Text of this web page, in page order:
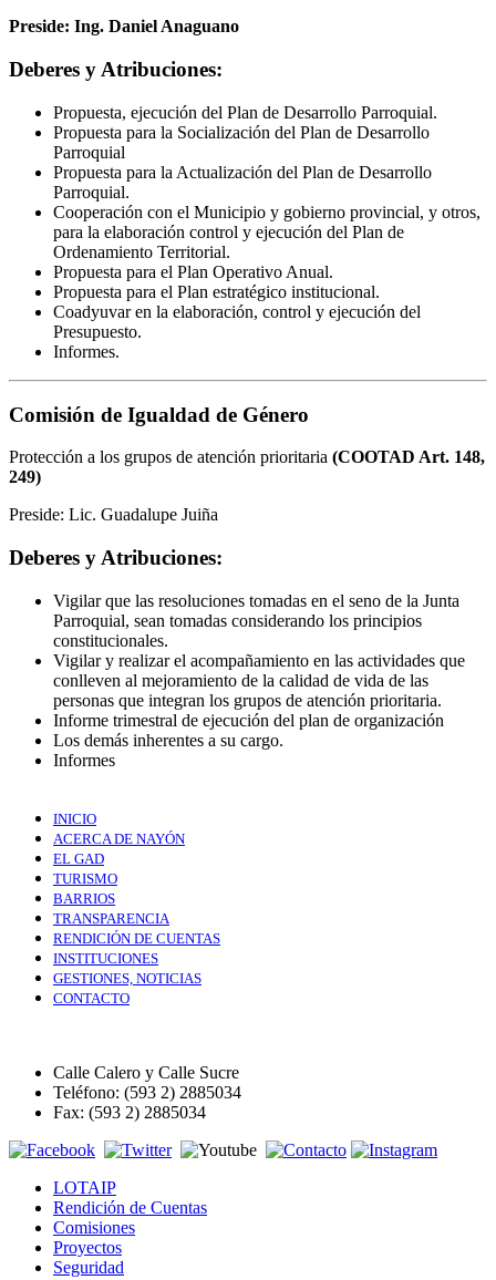
Preside: Ing. Daniel Anaguano
Deberes y Atribuciones:
Propuesta, ejecución del Plan de Desarrollo Parroquial.
Propuesta para la Socialización del Plan de Desarrollo
Parroquial
Propuesta para la Actualización del Plan de Desarrollo
Parroquial.
Cooperación con el Municipio y gobierno provincial, y otros,
para la elaboración control y ejecución del Plan de
Ordenamiento Territorial.
Propuesta para el Plan Operativo Anual.
Propuesta para el Plan estratégico institucional.
Coadyuvar en la elaboración, control y ejecución del
Presupuesto.
Informes.
Comisión de Igualdad de Género
Protección a los grupos de atención prioritaria (COOTAD Art. 148,
249)
Preside: Lic. Guadalupe Juiña
Deberes y Atribuciones:
Vigilar que las resoluciones tomadas en el seno de la Junta
Parroquial, sean tomadas considerando los principios
constitucionales.
Vigilar y realizar el acompañamiento en las actividades que
conlleven al mejoramiento de la calidad de vida de las
personas que integran los grupos de atención prioritaria.
Informe trimestral de ejecución del plan de organización
Los demás inherentes a su cargo.
Informes
INICIO
ACERCA DE NAYÓN
EL GAD
TURISMO
BARRIOS
TRANSPARENCIA
RENDICIÓN DE CUENTAS
INSTITUCIONES
GESTIONES, NOTICIAS
CONTACTO
Calle Calero y Calle Sucre
Teléfono: (593 2) 2885034
Fax: (593 2) 2885034
LOTAIP
Rendición de Cuentas
Comisiones
Proyectos
Seguridad